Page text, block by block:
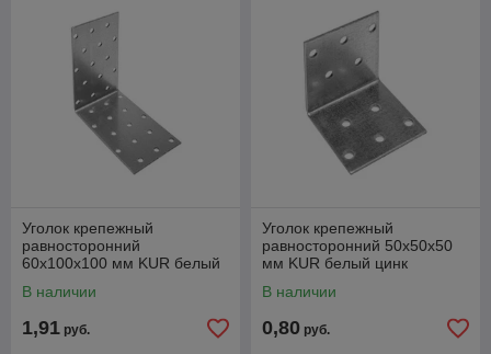
Уголок крепежный
равносторонний
60х100х100 мм KUR белый
В наличии
1,91 руб.
Уголок крепежный
равносторонний 50х50х50
мм KUR белый цинк
В наличии
0,80 руб.